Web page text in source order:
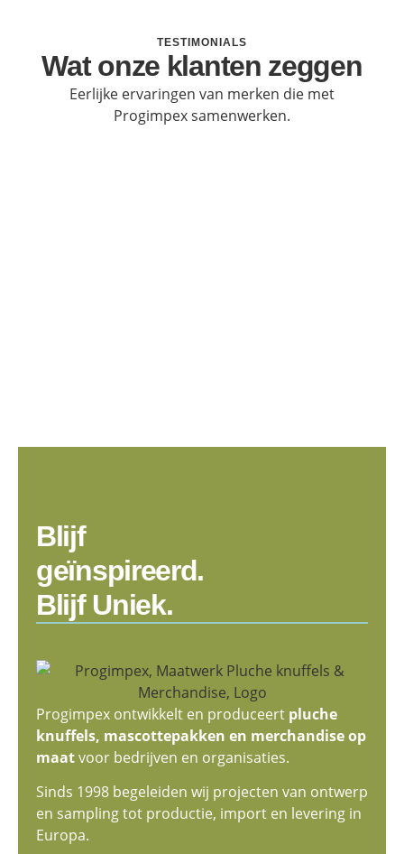
TESTIMONIALS
Wat onze klanten zeggen
Eerlijke ervaringen van merken die met
Progimpex samenwerken.
Blijf
geïnspireerd.
Blijf Uniek.
Progimpex ontwikkelt en produceert pluche
knuffels, mascottepakken en merchandise op
maatvoor bedrijven en organisaties.
Sinds 1998 begeleiden wij projecten van ontwerp
en sampling tot productie, import en levering in
Europa.